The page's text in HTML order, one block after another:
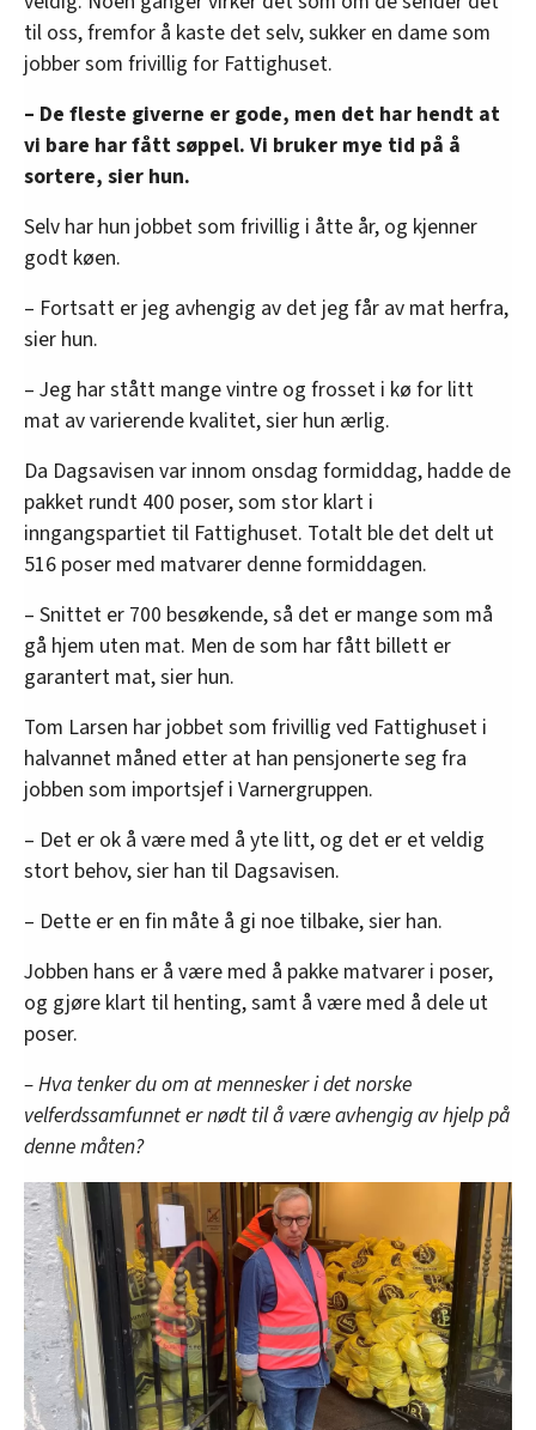
til oss, fremfor å kaste det selv, sukker en dame som
jobber som frivillig for Fattighuset.
– De fleste giverne er gode, men det har hendt at
vi bare har fått søppel. Vi bruker mye tid på å
sortere, sier hun.
Selv har hun jobbet som frivillig i åtte år, og kjenner
godt køen.
– Fortsatt er jeg avhengig av det jeg får av mat herfra,
sier hun.
– Jeg har stått mange vintre og frosset i kø for litt
mat av varierende kvalitet, sier hun ærlig.
Da Dagsavisen var innom onsdag formiddag, hadde de
pakket rundt 400 poser, som stor klart i
inngangspartiet til Fattighuset. Totalt ble det delt ut
516 poser med matvarer denne formiddagen.
– Snittet er 700 besøkende, så det er mange som må
gå hjem uten mat. Men de som har fått billett er
garantert mat, sier hun.
Tom Larsen har jobbet som frivillig ved Fattighuset i
halvannet måned etter at han pensjonerte seg fra
jobben som importsjef i Varnergruppen.
– Det er ok å være med å yte litt, og det er et veldig
stort behov, sier han til Dagsavisen.
– Dette er en fin måte å gi noe tilbake, sier han.
Jobben hans er å være med å pakke matvarer i poser,
og gjøre klart til henting, samt å være med å dele ut
poser.
– Hva tenker du om at mennesker i det norske
velferdssamfunnet er nødt til å være avhengig av hjelp på
denne måten?